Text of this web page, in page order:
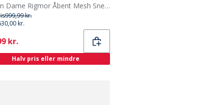
Woden Dame Rigmor Åbent Mesh Sneakers 051 Dark Grey
999,99 kr.
kr.
kr.
Halv pris eller mindre